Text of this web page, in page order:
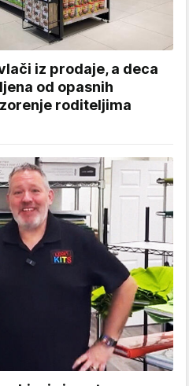
iz prodaje, a deca
od opasnih
roditeljima